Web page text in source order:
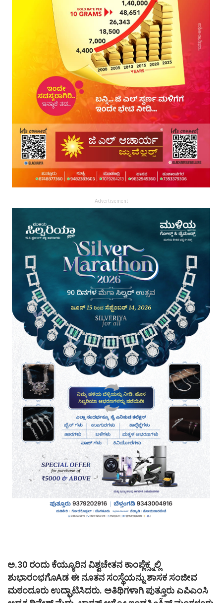
Advertisement
ಅ.30 ರಂದು ಕೆಯ್ಯೂರಿನ ವಿಶ್ವಚೇತನ ಕಾಂಪ್ಲೆಕ್ಸ್ನಲ್ಲಿ
ಶುಭಾರಂಭಗೊAಡ ಈ ನೂತನ ಸಂಸ್ಥೆಯನ್ನು ಶಾಸಕ ಸಂಜೀವ
ಮಠಂದೂರು ಉದ್ಘಾಟಿಸಿದರು. ಅತಿಥಿಗಳಾಗಿ ಪುತ್ತೂರು ಎಪಿಎಂಸಿ